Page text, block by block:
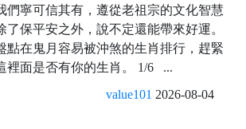
們寧可信其有，遵從老祖宗的文化智慧
了保平安之外，說不定還能帶來好運。
點在鬼月容易被沖煞的生肖排行，趕緊
裡面是否有你的生肖。 1/6 ...
value101 2026-08-04